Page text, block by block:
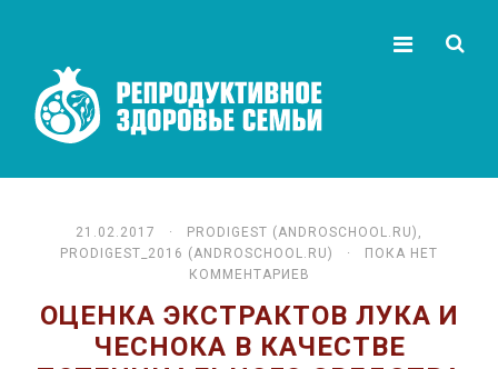
21.02.2017 · PRODIGEST (ANDROSCHOOL.RU) ,
PRODIGEST_2016 (ANDROSCHOOL.RU)
· ПОКА НЕТ
КОММЕНТАРИЕВ
ОЦЕНКА ЭКСТРАКТОВ ЛУКА И
ЧЕСНОКА В КАЧЕСТВЕ